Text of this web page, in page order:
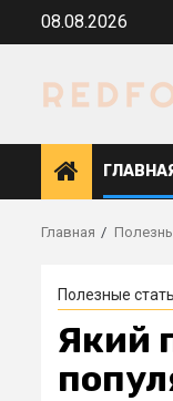
Перейти08.08.2026
Главная
Полезные
Який